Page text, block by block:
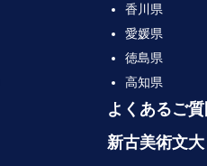
香川県
愛媛県
徳島県
高知県
よくあるご質
新古美術文